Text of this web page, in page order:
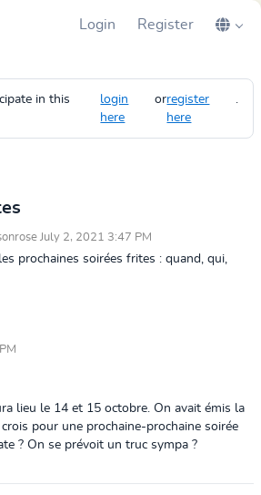
Login Register
in this
login
here
orregister
here
.
July 2, 2021 3:47 PM
prochaines soirées frites : quand, qui,
lieu le 14 et 15 octobre. On avait émis la
pour une prochaine-prochaine soirée
? On se prévoit un truc sympa ?